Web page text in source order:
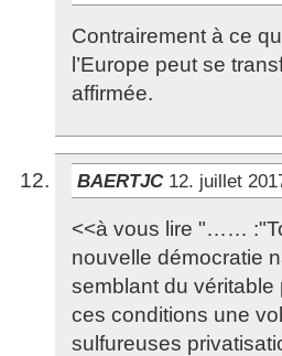
Contrairement à ce
l’Europe peut se
affirmée.
BAERTJC 12. juillet
<<à vous lire "……
nouvelle démocratie
semblant du
ces conditions une
sulfureuses